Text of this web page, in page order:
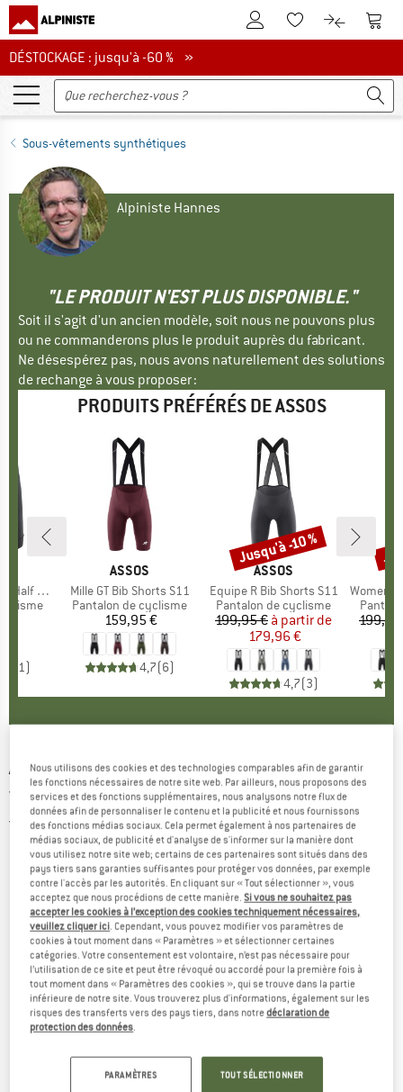
Vers le compte client
Vers la liste
Vers le
DÉSTOCKAGE : jusqu'à -60 %
DÉSTOCKAGE : jusqu'à -60 % »
Sous-vêtements synthétiques
Alpiniste Hannes
"LE PRODUIT N'EST PLUS DISPONIBLE."
Soit il s'agit d'un ancien modèle, soit nous ne pouvons plus
ou ne commanderons plus le produit auprès du fabricant.
Ne désespérez pas, nous avons naturellement des solutions
de rechange à vous proposer :
PRODUITS PRÉFÉRÉS DE ASSOS
S11
1)
MARQUE
ASSOS
Article
Mille GT Bib Shorts S11
Product group
Pantalon de cyclisme
Prix
159,95 €
4,7(6)
MARQUE
ASSOS
Article
Equipe R Bib Shorts S11
Product group
Pantalon de cyclisme
Prix
199,95 € Prix réduit
à partir de
179,96 €
4,7(3)
Remise
Jusqu'à -10 %
Article
Women's
ASSOS -Summer S/S Skin Layer - Sous-
vêtement synthétique
5,0(1)
Nous utilisons des cookies et des technologies comparables afin de garantir
les fonctions nécessaires de notre site web. Par ailleurs, nous proposons des
services et des fonctions supplémentaires, nous analysons notre flux de
données afin de personnaliser le contenu et la publicité et nous fournissons
des fonctions médias sociaux. Cela permet également à nos partenaires de
médias sociaux, de publicité et d'analyse de s'informer sur la manière dont
vous utilisez notre site web; certains de ces partenaires sont situés dans des
pays tiers sans garanties suffisantes pour protéger vos données, par exemple
contre l'accès par les autorités. En cliquant sur « Tout sélectionner », vous
acceptez que nous procédions de cette manière.Si vous ne souhaitez pas
accepter les cookies à l’exception des cookies techniquement nécessaires,
veuillez cliquer ici. Cependant, vous pouvez modifier vos paramètres de
cookies à tout moment dans « Paramètres » et sélectionner certaines
catégories. Votre consentement est volontaire, n’est pas nécessaire pour
l’utilisation de ce site et peut être révoqué ou accordé pour la première fois à
tout moment dans « Paramètres des cookies », qui se trouve dans la partie
inférieure de notre site. Vous trouverez plus d'informations, également sur les
risques des transferts vers des pays tiers, dans notredéclaration de
protection des données.
PARAMÈTRES TOUT SÉLECTIONNER